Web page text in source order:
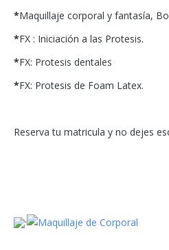
*Maquillaje corporal y fantasía,
*FX : Iniciación a las Protesis.
*FX: Protesis dentales
*FX: Protesis de Foam Latex.
Reserva tu matricula y no dejes
·